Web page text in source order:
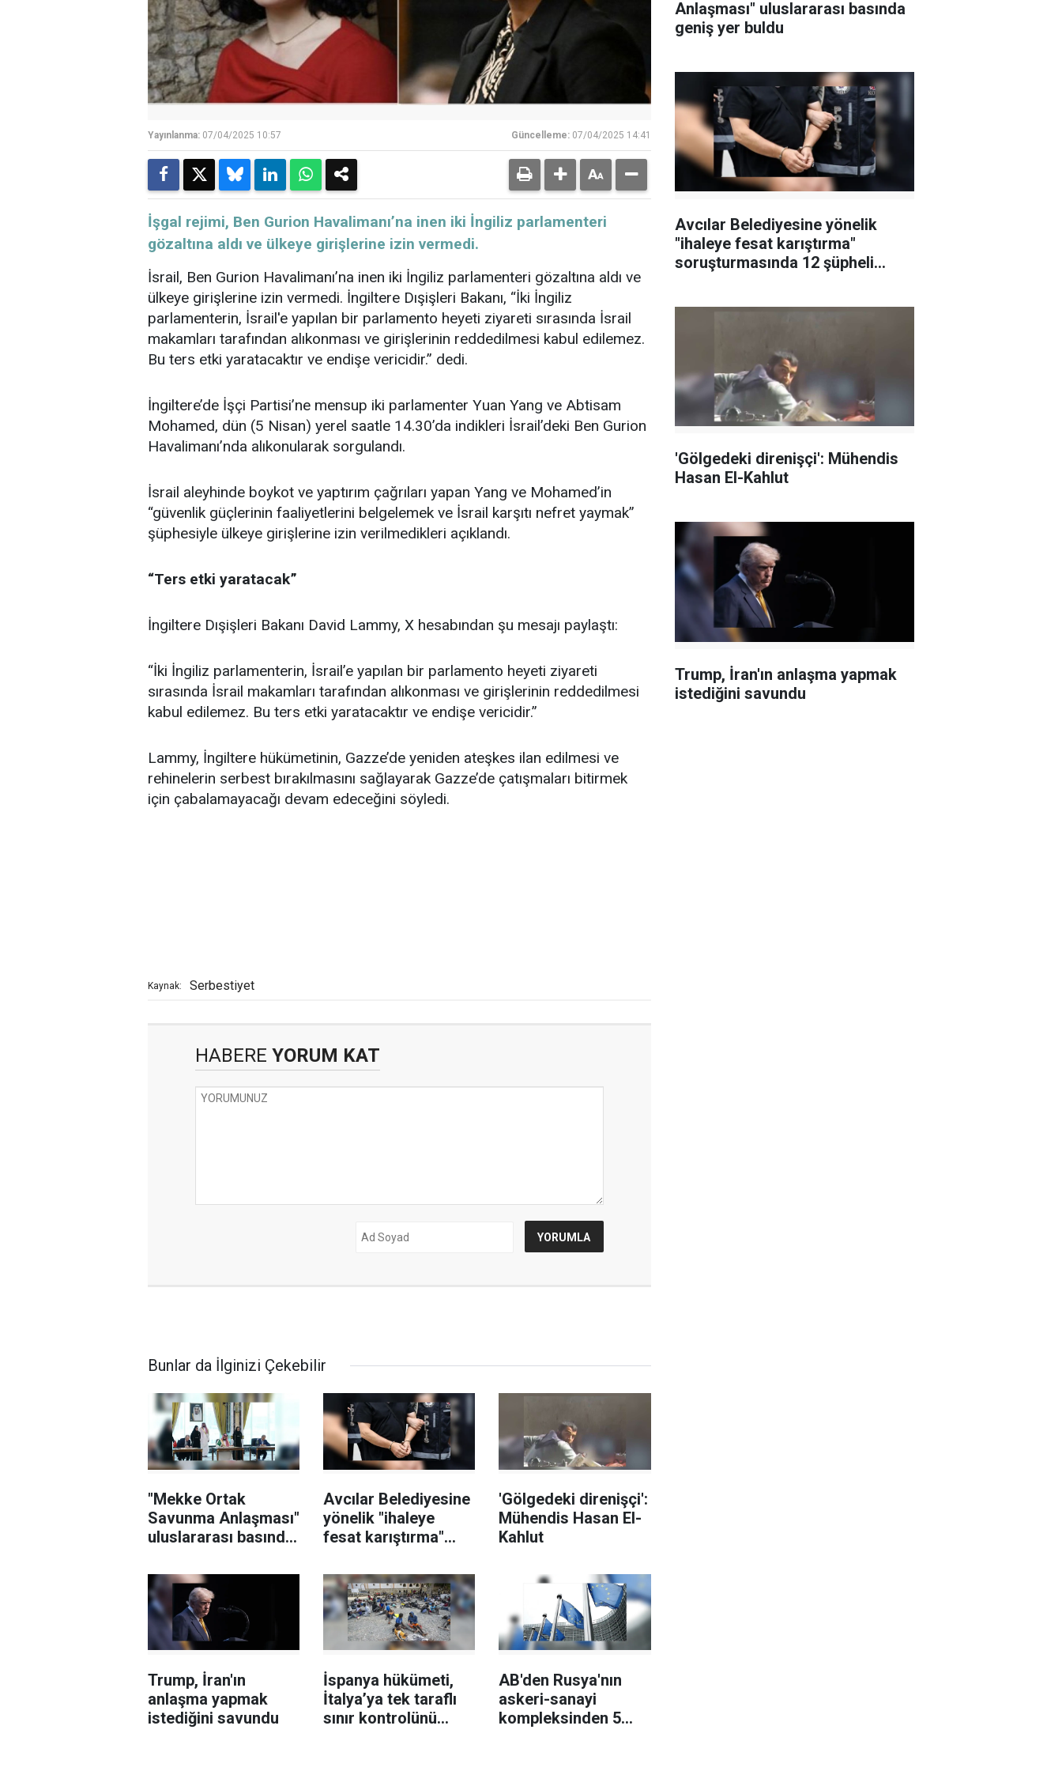
Yayınlanma: 07/04/2025 10:57 Güncelleme: 07/04/2025 14:41
İşgal rejimi, Ben Gurion Havalimanı’na inen iki İngiliz parlamenteri
gözaltına aldı ve ülkeye girişlerine izin vermedi.
İsrail, Ben Gurion Havalimanı’na inen iki İngiliz parlamenteri gözaltına aldı ve
ülkeye girişlerine izin vermedi. İngiltere Dışişleri Bakanı, “İki İngiliz
parlamenterin, İsrail'e yapılan bir parlamento heyeti ziyareti sırasında İsrail
makamları tarafından alıkonması ve girişlerinin reddedilmesi kabul edilemez.
Bu ters etki yaratacaktır ve endişe vericidir.” dedi.
İngiltere’de İşçi Partisi’ne mensup iki parlamenter Yuan Yang ve Abtisam
Mohamed, dün (5 Nisan) yerel saatle 14.30’da indikleri İsrail’deki Ben Gurion
Havalimanı’nda alıkonularak sorgulandı.
İsrail aleyhinde boykot ve yaptırım çağrıları yapan Yang ve Mohamed’in
“güvenlik güçlerinin faaliyetlerini belgelemek ve İsrail karşıtı nefret yaymak”
şüphesiyle ülkeye girişlerine izin verilmedikleri açıklandı.
“Ters etki yaratacak”
İngiltere Dışişleri Bakanı David Lammy, X hesabından şu mesajı paylaştı:
“İki İngiliz parlamenterin, İsrail’e yapılan bir parlamento heyeti ziyareti
sırasında İsrail makamları tarafından alıkonması ve girişlerinin reddedilmesi
kabul edilemez. Bu ters etki yaratacaktır ve endişe vericidir.”
Lammy, İngiltere hükümetinin, Gazze’de yeniden ateşkes ilan edilmesi ve
rehinelerin serbest bırakılmasını sağlayarak Gazze’de çatışmaları bitirmek
için çabalamayacağı devam edeceğini söyledi.
Kaynak: Serbestiyet
HABERE YORUM KAT
Bunlar da İlginizi Çekebilir
"Mekke Ortak
Savunma Anlaşması"
uluslararası basında
Avcılar Belediyesine
yönelik "ihaleye
fesat karıştırma"
şüpheli tutuklandı
'Gölgedeki direnişçi':
Mühendis Hasan El-
Kahlut
Trump, İran'ın
anlaşma yapmak
istediğini savundu
İspanya hükümeti,
İtalya’ya tek taraflı
sınır kontrolünü
AB'den Rusya'nın
askeri-sanayi
kompleksinden 5
Anlaşması" uluslararası basında
geniş yer buldu
Avcılar Belediyesine yönelik
"ihaleye fesat karıştırma"
soruşturmasında 12 şüpheli
'Gölgedeki direnişçi': Mühendis
Hasan El-Kahlut
Trump, İran'ın anlaşma yapmak
istediğini savundu